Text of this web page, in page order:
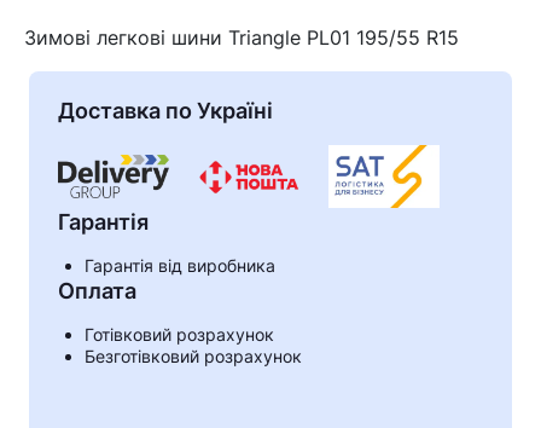
Кошик
Зимові легкові шини Triangle PL01 195/55 R15
Доставка по Україні
Гарантія
Гарантія від виробника
Оплата
Готівковий розрахунок
Безготівковий розрахунок